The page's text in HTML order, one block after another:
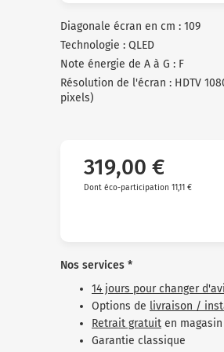
Diagonale écran en cm : 109
Technologie : QLED
Note énergie de A à G : F
Résolution de l'écran : HDTV
pixels)
319,00 €
Dont éco-participation 11,11 €
Nos services *
14 jours pour changer
Options de livraison /
Retrait gratuit en magasin
Garantie classique